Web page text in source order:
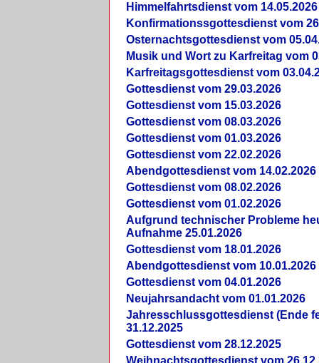
Himmelfahrtsdienst vom 14.05.2026
Konfirmationssgottesdienst vom
Osternachtsgottesdienst vom
Musik und Wort zu Karfreitag vom
Karfreitagsgottesdienst vom
Gottesdienst vom 29.03.2026
Gottesdienst vom 15.03.2026
Gottesdienst vom 08.03.2026
Gottesdienst vom 01.03.2026
Gottesdienst vom 22.02.2026
Abendgottesdienst vom 14.02.2026
Gottesdienst vom 08.02.2026
Gottesdienst vom 01.02.2026
Aufgrund technischer Probleme
Aufnahme 25.01.2026
Gottesdienst vom 18.01.2026
Abendgottesdienst vom 10.01.2026
Gottesdienst vom 04.01.2026
Neujahrsandacht vom 01.01.2026
Jahresschlussgottesdienst (Ende
31.12.2025
Gottesdienst vom 28.12.2025